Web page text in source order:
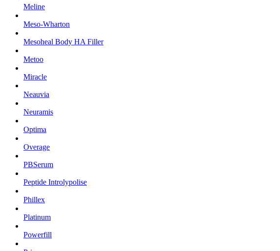
Meline
Meso-Wharton
Mesoheal Body HA Filler
Metoo
Miracle
Neauvia
Neuramis
Optima
Overage
PBSerum
Peptide Introlypolise
Phillex
Platinum
Powerfill